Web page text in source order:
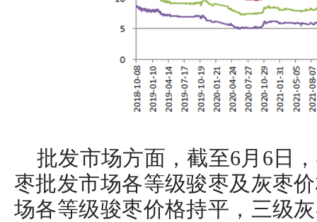
批发市场方面，截至6月6日
枣批发市场各等级骏枣及灰枣
场各等级骏枣价格持平，三级